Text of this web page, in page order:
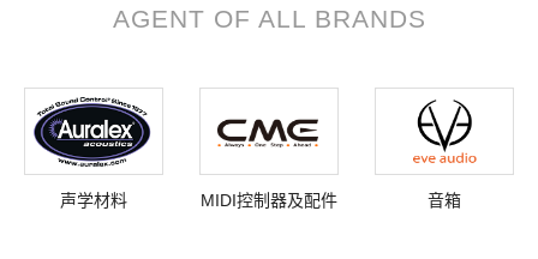
AGENT OF ALL BRANDS
声学材料 MIDI控制器及配件 音箱